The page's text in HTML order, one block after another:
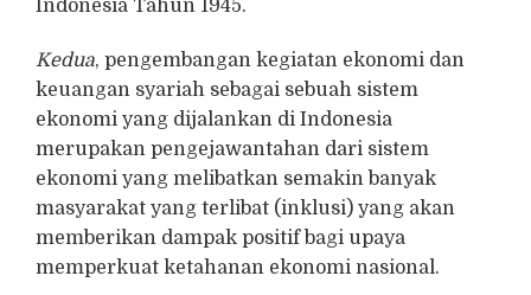
Indonesia Tahun 1945.
Kedua, pengembangan kegiatan ekonomi dan
keuangan syariah sebagai sebuah sistem
ekonomi yang dijalankan di Indonesia
merupakan pengejawantahan dari sistem
ekonomi yang melibatkan semakin banyak
masyarakat yang terlibat (inklusi) yang akan
memberikan dampak positif bagi upaya
memperkuat ketahanan ekonomi nasional.